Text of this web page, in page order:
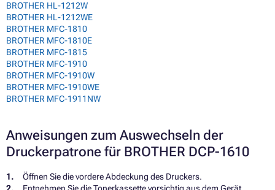
BROTHER HL-1212W
BROTHER HL-1212WE
BROTHER MFC-1810
BROTHER MFC-1810E
BROTHER MFC-1815
BROTHER MFC-1910
BROTHER MFC-1910W
BROTHER MFC-1910WE
BROTHER MFC-1911NW
Anweisungen zum Auswechseln der
Druckerpatrone für BROTHER DCP-1610
Öffnen Sie die vordere Abdeckung des Druckers.